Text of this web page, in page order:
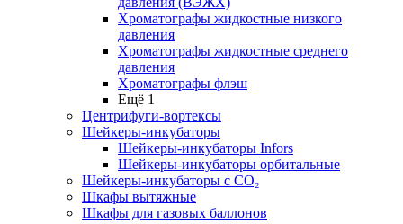
Хроматографы жидкостные низкого
давления
Хроматографы жидкостные среднего
давления
Хроматографы флэш
Ещё 1
Центрифуги-вортексы
Шейкеры-инкубаторы
Шейкеры-инкубаторы Infors
Шейкеры-инкубаторы орбитальные
Шейкеры-инкубаторы с CО₂
Шкафы вытяжные
Шкафы для газовых баллонов